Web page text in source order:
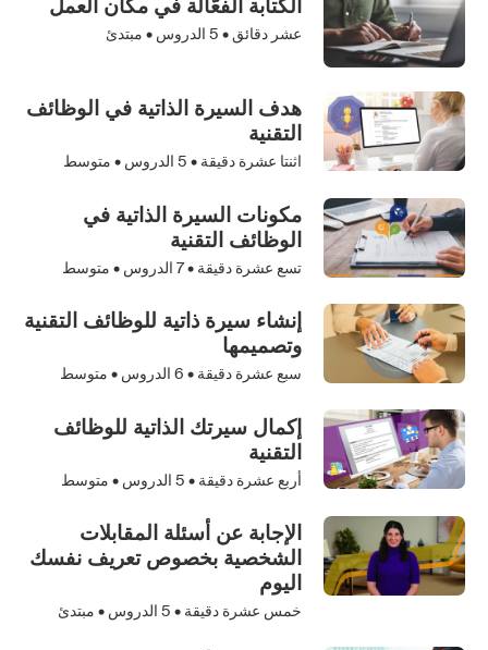
الكتابة الفعَّالة في مكان العمل
عشر دقائق • 5 الدروس • مبتدئ
هدف السيرة الذاتية في الوظائف
التقنية
اثنتا عشرة دقيقة • 5 الدروس • متوسط
مكونات السيرة الذاتية في
الوظائف التقنية
تسع عشرة دقيقة •7 الدروس • متوسط
إنشاء سيرة ذاتية للوظائف التقنية
وتصميمها
سبع عشرة دقيقة • 6 الدروس • متوسط
إكمال سيرتك الذاتية للوظائف
التقنية
أربع عشرة دقيقة • 5 الدروس • متوسط
الإجابة عن أسئلة المقابلات
الشخصية بخصوص تعريف نفسك
اليوم
خمس عشرة دقيقة • 5 الدروس • مبتدئ